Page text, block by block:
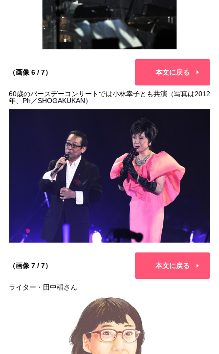
（画像 6 / 7） 本文に戻る
60歳のバースデーコンサートでは小林幸子とも共演（写真は2012
年、Ph／SHOGAKUKAN）
（画像 7 / 7） 本文に戻る
ライター・田中稲さん